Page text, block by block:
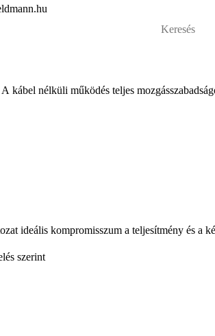
kábel nélküli működés teljes
ideális kompromisszum a teljesítmény és a
szerint